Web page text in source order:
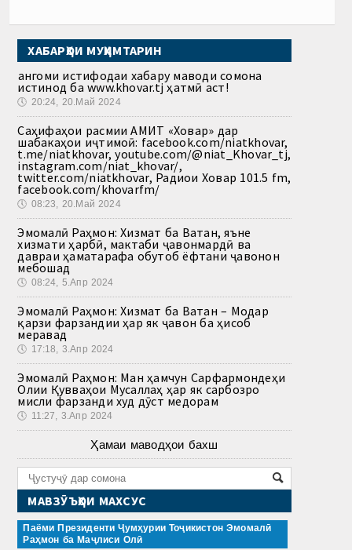
ХАБАРҲОИ МУҲИМТАРИН
Ҳангоми истифодаи хабару маводи сомона
истинод ба www.khovar.tj ҳатмӣ аст!
🕔 20:24, 20.Май 2024
Саҳифаҳои расмии АМИТ «Ховар» дар
шабакаҳои иҷтимоӣ: facebook.com/niatkhovar,
t.me/niatkhovar, youtube.com/@niat_Khovar_tj,
instagram.com/niat_khovar/,
twitter.com/niatkhovar, Радиои Ховар 101.5 fm,
facebook.com/khovarfm/
🕔 08:23, 20.Май 2024
Эмомалӣ Раҳмон: Хизмат ба Ватан, яъне
хизмати ҳарбӣ, мактаби ҷавонмардӣ ва
давраи ҳаматарафа обутоб ёфтани ҷавонон
мебошад
🕔 08:24, 5.Апр 2024
Эмомалӣ Раҳмон: Хизмат ба Ватан – Модар
қарзи фарзандии ҳар як ҷавон ба ҳисоб
меравад
🕔 17:18, 3.Апр 2024
Эмомалӣ Раҳмон: Ман ҳамчун Сарфармондеҳи
Олии Қувваҳои Мусаллаҳ ҳар як сарбозро
мисли фарзанди худ дӯст медорам
🕔 11:27, 3.Апр 2024
Ҳамаи маводҳои бахш
МАВЗӮЪҲОИ МАХСУС
Паёми Президенти Ҷумҳурии Тоҷикистон Эмомалӣ
Раҳмон ба Маҷлиси Олӣ